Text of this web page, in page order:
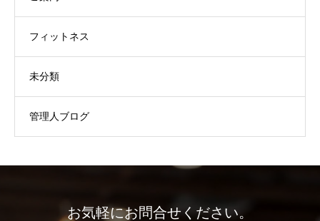
フィットネス
未分類
管理人ブログ
お気軽にお問合せください。